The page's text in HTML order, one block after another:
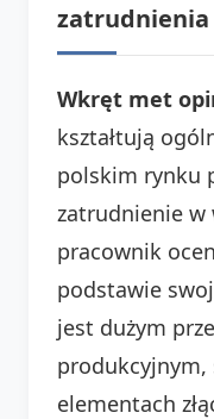
zatrudnienia
Wkręt met
kształtują
polskim rynku
zatrudnienie w
pracownik
podstawie
jest dużym
produkcyjnym,
elementach